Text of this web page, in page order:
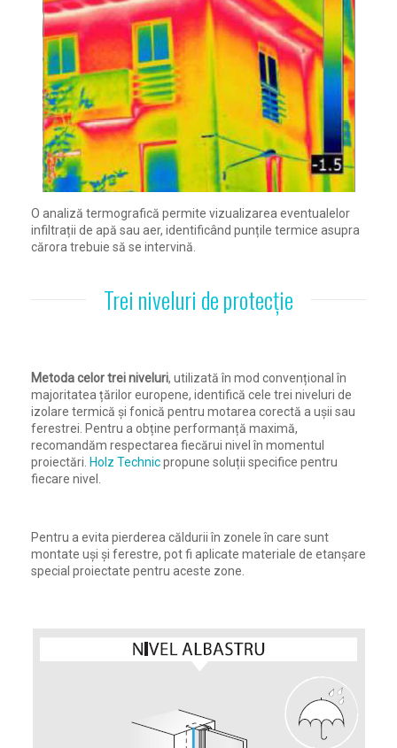
O analiză termografică permite vizualizarea eventualelor
infiltrații de apă sau aer, identificând punțile termice asupra
cărora trebuie să se intervină.
Trei niveluri de protecție
Metoda celor trei niveluri, utilizată în mod convențional în
majoritatea țărilor europene, identifică cele trei niveluri de
izolare termică și fonică pentru motarea corectă a ușii sau
ferestrei. Pentru a obține performanță maximă,
recomandăm respectarea fiecărui nivel în momentul
proiectări. Holz Technicpropune soluții specifice pentru
fiecare nivel.
Pentru a evita pierderea căldurii în zonele în care sunt
montate uși și ferestre, pot fi aplicate materiale de etanșare
special proiectate pentru aceste zone.